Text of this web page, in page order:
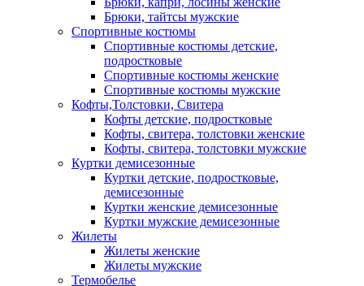
Брюки, тайтсы мужские
Спортивные костюмы
Спортивные костюмы детские,
подростковые
Спортивные костюмы женские
Спортивные костюмы мужские
Кофты,Толстовки, Свитера
Кофты детские, подростковые
Кофты, свитера, толстовки женские
Кофты, свитера, толстовки мужские
Куртки демисезонные
Куртки детские, подростковые,
демисезонные
Куртки женские демисезонные
Куртки мужские демисезонные
Жилеты
Жилеты женские
Жилеты мужские
Термобелье